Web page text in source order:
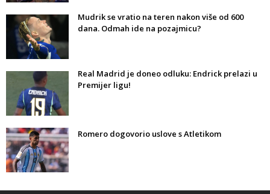
Mudrik se vratio na teren nakon više od 600
dana. Odmah ide na pozajmicu?
Real Madrid je doneo odluku: Endrick prelazi u
Premijer ligu!
Romero dogovorio uslove s Atletikom